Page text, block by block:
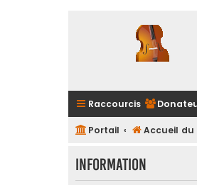
Raccourcis
Portail Accueil
Information